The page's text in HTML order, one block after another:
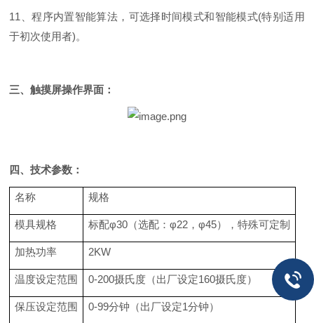
11、程序内置智能算法，可选择时间模式和智能模式(特别适用
于初次使用者)。
三、触摸屏操作界面：
四、技术参数：
名称 规格
模具规格 标配φ30（选配：φ22，φ45），特殊可定制
加热功率 2KW
温度设定范围 0-200摄氏度（出厂设定160摄氏度）
保压设定范围 0-99分钟（出厂设定1分钟）